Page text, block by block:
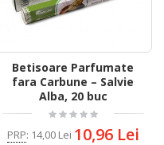
Betisoare Parfumate
fara Carbune – Salvie
Alba, 20 buc
PRP: 14,00 Lei 10,96 Lei